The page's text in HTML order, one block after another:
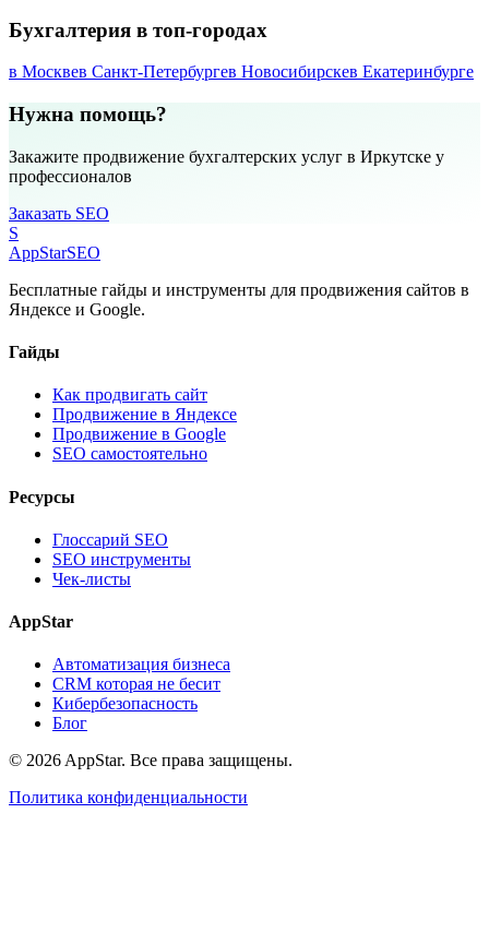
Бухгалтерия в топ-городах
в Москвев Санкт-Петербургев Новосибирскев Екатеринбурге
Нужна помощь?
Закажите продвижение бухгалтерских услуг в Иркутске у
профессионалов
Заказать SEO
S
AppStarSEO
Бесплатные гайды и инструменты для продвижения сайтов в
Яндексе и Google.
Гайды
Как продвигать сайт
Продвижение в Яндексе
Продвижение в Google
SEO самостоятельно
Ресурсы
Глоссарий SEO
SEO инструменты
Чек-листы
AppStar
Автоматизация бизнеса
CRM которая не бесит
Кибербезопасность
Блог
© 2026 AppStar. Все права защищены.
Политика конфиденциальности